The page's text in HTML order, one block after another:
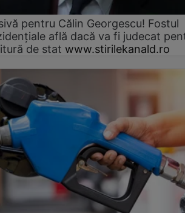
pentru Călin Georgescu! Fostul
află dacă va fi judecat
de stat www.stirilekanald.ro